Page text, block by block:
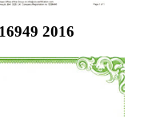
2016